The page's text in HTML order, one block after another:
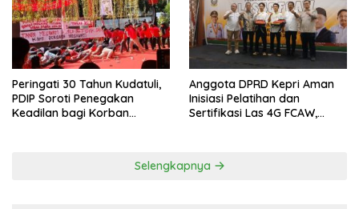
Peringati 30 Tahun Kudatuli,
PDIP Soroti Penegakan
Keadilan bagi Korban
Anggota DPRD Kepri Aman
Inisiasi Pelatihan dan
Sertifikasi Las 4G FCAW,
Selengkapnya